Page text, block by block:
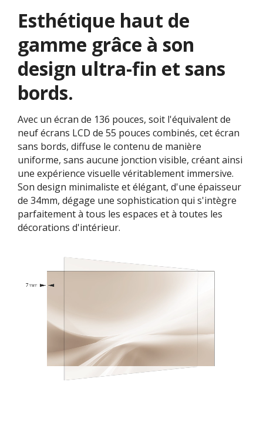
Esthétique haut de
gamme grâce à son
design ultra-fin et sans
bords.
Avec un écran de 136 pouces, soit l'équivalent de
neuf écrans LCD de 55 pouces combinés, cet écran
sans bords, diffuse le contenu de manière
uniforme, sans aucune jonction visible, créant ainsi
une expérience visuelle véritablement immersive.
Son design minimaliste et élégant, d'une épaisseur
de 34mm, dégage une sophistication qui s'intègre
parfaitement à tous les espaces et à toutes les
décorations d'intérieur.​